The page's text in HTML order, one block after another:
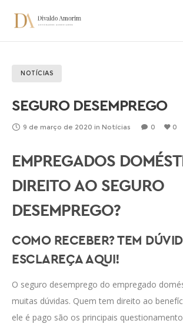
NOTÍCIAS
SEGURO DESEMPREGO
9 de março de 2020 in Notícias 0 0
EMPREGADOS
DIREITO AO SEGURO
DESEMPREGO?
COMO RECEBER? TEM
ESCLAREÇA AQUI!
O seguro desemprego do empregado
muitas dúvidas. Quem tem direito ao
ele é pago são os principais